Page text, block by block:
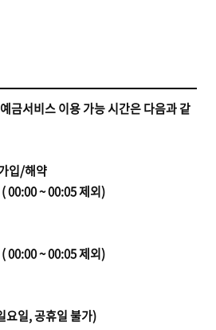
금서비스 이용 가능 시간은 다음과 같
입/해약
( 00:00 ~ 00:05 제외)
( 00:00 ~ 00:05 제외)
요일, 공휴일 불가)